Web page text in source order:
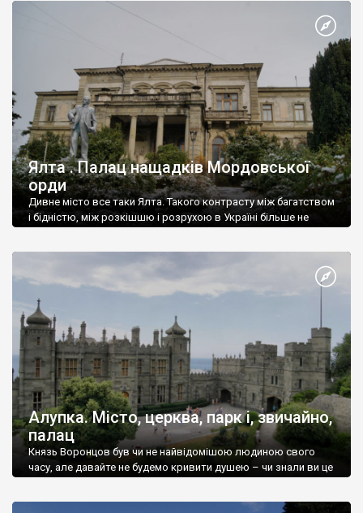
Ялта . Палац нащадків Мордовської
орди
Дивне місто все таки Ялта. Такого контрасту між багатством
і бідністю, між розкішшю і розрухою в Україні більше не
Алупка. Місто, церква, парк і, звичайно,
палац
Князь Воронцов був чи не найвідомішою людиною свого
часу, але давайте не будемо кривити душею – чи знали ви це